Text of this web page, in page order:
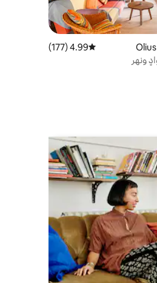
متوسط التقييم 4.99 من 5، 177 مراجعات
4.99 (177)
ونهر